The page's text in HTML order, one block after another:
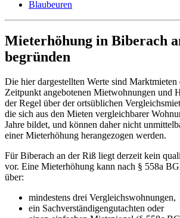
Blaubeuren
Mieterhöhung in Biberach
begründen
Die hier dargestellten Werte sind
Zeitpunkt angebotenen Mietwohnungen und
der Regel über der ortsüblichen
die sich aus den Mieten vergleichbarer
Jahre bildet, und können daher nicht
einer Mieterhöhung herangezogen werden.
Für Biberach an der Riß liegt derzeit kein
vor. Eine Mieterhöhung kann nach § 558a
über:
mindestens drei Vergleichswohnungen,
ein Sachverständigengutachten oder